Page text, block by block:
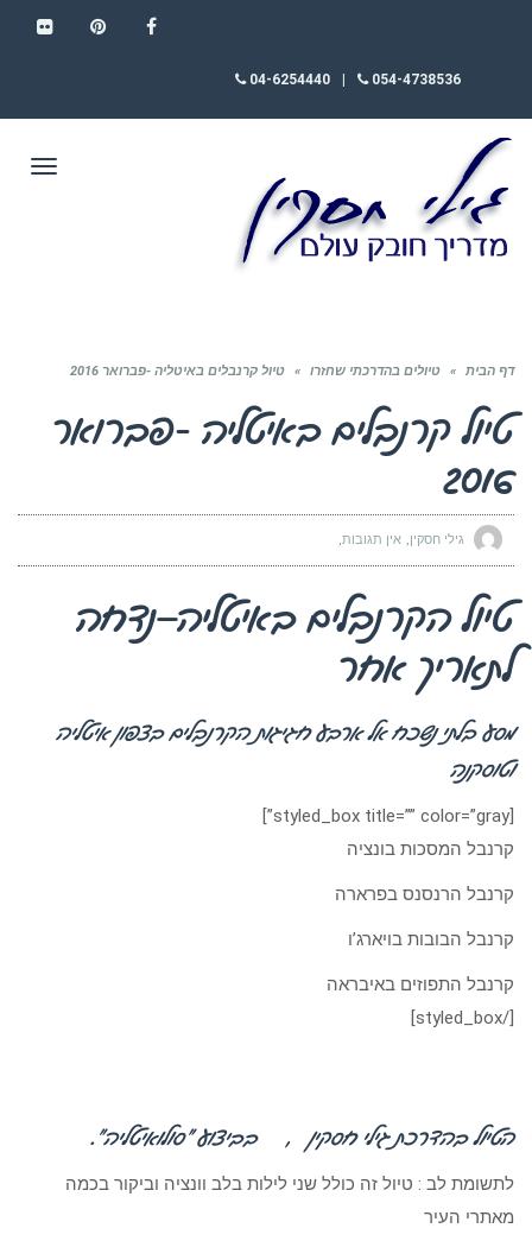
054-4738536
04-6254440
דף הבית » טיולים בהדרכתי שחזרו » טיול קרנבלים באיטליה -פברואר 2016
טיול קרנבלים באיטליה -פברואר
2016
גילי חסקין אין תגובות
טיול הקרנבלים באיטליה–נדחה
לתאריך אחר
מסע בלתי נשכח אל ארבע חגיגות הקרנבלים בצפון איטליה
וטוסקנה
[styled_box title=”” color=”gray”]
קרנבל המסכות בונציה
קרנבל הרנסנס בפרארה
קרנבל הבובות בויארג’ו
קרנבל התפוזים באיבראה
[/styled_box]
הטיול בהדרכתגילי חסקין , בביצוע “סולואיטליה”.
לתשומת לב : טיול זה כולל שני לילות בלב וונציה וביקור בכמה
מאתרי העיר